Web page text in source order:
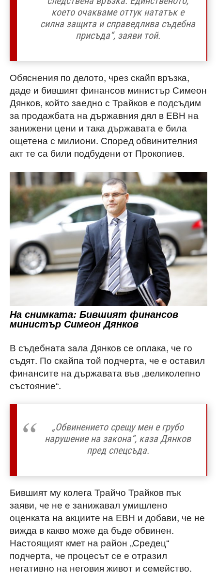
което очакваме оттук нататък е
силна защита и справедлива съдебна
присъда“, заяви той.
Обяснения по делото, чрез скайп връзка,
даде и бившият финансов министър Симеон
Дянков, който заедно с Трайков е подсъдим
за продажбата на държавния дял в ЕВН на
занижени цени и така държавата е била
ощетена с милиони. Според обвинителния
акт те са били подбудени от Прокопиев.
На снимката: Бившият финансов
министър Симеон Дянков
В съдебната зала Дянков се оплака, че го
съдят. По скайпа той подчерта, че е оставил
финансите на държавата във „великолепно
състояние“.
„Обвинението срещу мен е грубо
нарушение на закона“, каза Дянков
пред спецсъда.
Бившият му колега Трайчо Трайков пък
заяви, че не е занижавал умишлено
оценката на акциите на ЕВН и добави, че не
вижда в какво може да бъде обвинен.
Настоящият кмет на район „Средец“
подчерта, че процесът се е отразил
негативно на неговия живот и семейство.